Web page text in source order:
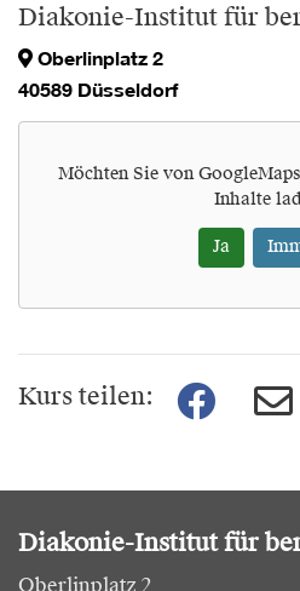
Diakonie-Institut für
Oberlinplatz 2
40589 Düsseldorf
Möchten Sie von GoogleMaps
Inhalte
Ja
Kurs teilen:
Diakonie-Institut für